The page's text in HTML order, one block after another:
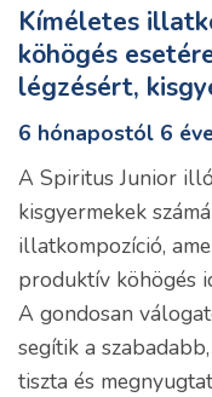
Kíméletes
köhögés
légzésért,
6 hónapostól 6
A Spiritus Junior
kisgyermekek
illatkompozíció,
produktív köhögés
A gondosan
segítik a
tiszta és